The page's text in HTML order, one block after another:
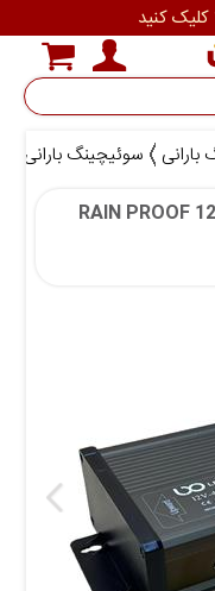
سوئیچینگ بارانی RAIN PROOF 12V 400W LXO
کنید